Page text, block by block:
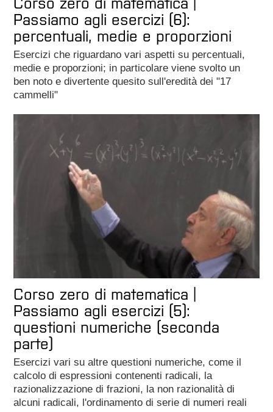
Passiamo agli esercizi (6):
percentuali, medie e proporzioni
Esercizi che riguardano vari aspetti su percentuali,
medie e proporzioni; in particolare viene svolto un
ben noto e divertente quesito sull'eredità dei "17
cammelli"
Corso zero di matematica |
Passiamo agli esercizi (5):
questioni numeriche (seconda
parte)
Esercizi vari su altre questioni numeriche, come il
calcolo di espressioni contenenti radicali, la
razionalizzazione di frazioni, la non razionalità di
alcuni radicali, l'ordinamento di serie di numeri reali